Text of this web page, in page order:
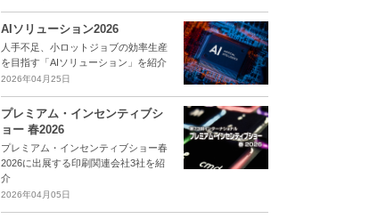
AIソリューション2026
人手不足、小ロットジョブの効率生産
を目指す「AIソリューション」を紹介
2026年04月25日
プレミアム・インセンティブシ
ョー 春2026
プレミアム・インセンティブショー春
2026に出展する印刷関連会社3社を紹
介
2026年04月05日